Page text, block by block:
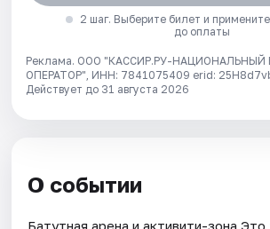
2 шаг. Выберите билет и
до оплаты
Реклама. ООО "КАССИР.РУ-
ОПЕРАТОР", ИНН: 7841075409 erid:
Действует до 31 августа 2026
О событии
Батутная арена и активити-зона